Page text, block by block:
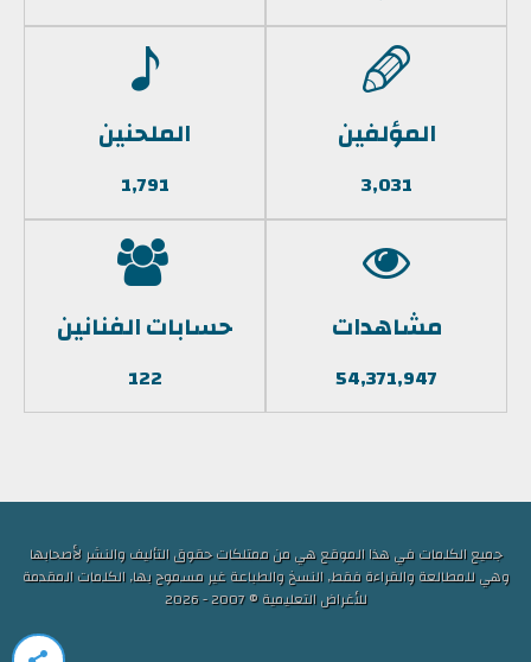
المؤلفين
3,031
الملحنين
1,791
مشاهدات
54,371,947
حسابات الفنانين
122
جميع الكلمات في هذا الموقع هي من ممتلكات حقوق التأليف والنشر لأصحابها
وهي للمطالعة والقراءة فقط, النسخ والطباعة غير مسموح بها, الكلمات المقدمة
للأغراض التعليمية © 2007 - 2026